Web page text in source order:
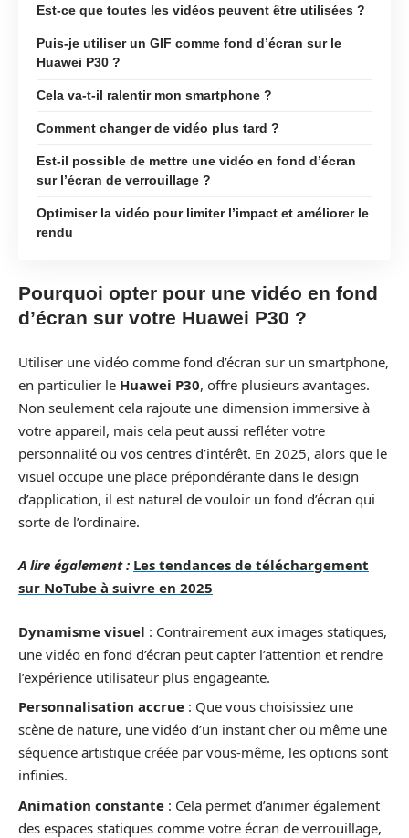
Est-ce que toutes les vidéos peuvent être utilisées ?
Puis-je utiliser un GIF comme fond d’écran sur le
Huawei P30 ?
Cela va-t-il ralentir mon smartphone ?
Comment changer de vidéo plus tard ?
Est-il possible de mettre une vidéo en fond d’écran
sur l’écran de verrouillage ?
Optimiser la vidéo pour limiter l’impact et améliorer le
rendu
Pourquoi opter pour une vidéo en fond
d’écran sur votre Huawei P30 ?
Utiliser une vidéo comme fond d’écran sur un smartphone,
en particulier le Huawei P30, offre plusieurs avantages.
Non seulement cela rajoute une dimension immersive à
votre appareil, mais cela peut aussi refléter votre
personnalité ou vos centres d’intérêt. En 2025, alors que le
visuel occupe une place prépondérante dans le design
d’application, il est naturel de vouloir un fond d’écran qui
sorte de l’ordinaire.
A lire également : Les tendances de téléchargement
sur NoTube à suivre en 2025
Dynamisme visuel : Contrairement aux images statiques,
une vidéo en fond d’écran peut capter l’attention et rendre
l’expérience utilisateur plus engageante.
Personnalisation accrue : Que vous choisissiez une
scène de nature, une vidéo d’un instant cher ou même une
séquence artistique créée par vous-même, les options sont
infinies.
Animation constante : Cela permet d’animer également
des espaces statiques comme votre écran de verrouillage,